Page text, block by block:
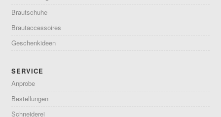
Brautschuhe
Brautaccessoires
Geschenkideen
SERVICE
Anprobe
Bestellungen
Schneiderei